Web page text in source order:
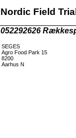
Nordic Field
052292626
SEGES
Agro Food Park 15
8200
Aarhus N